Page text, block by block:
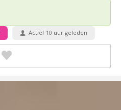
Actief 10 uur geleden